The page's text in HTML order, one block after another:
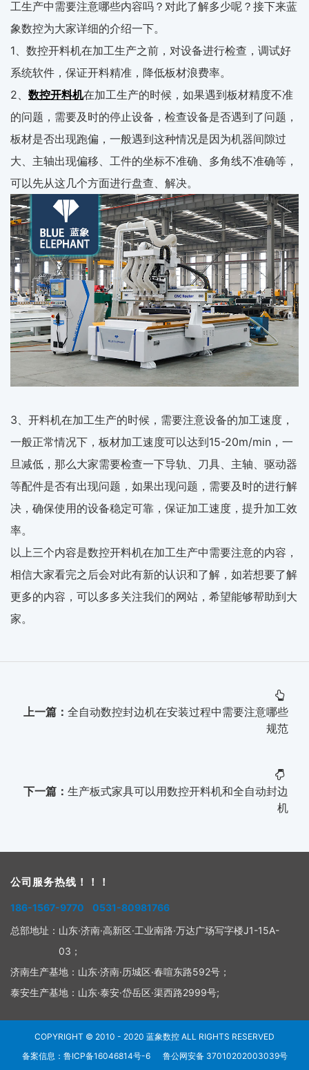
工生产中需要注意哪些内容吗？对此了解多少呢？接下来蓝
象数控为大家详细的介绍一下。
1、数控开料机在加工生产之前，对设备进行检查，调试好
系统软件，保证开料精准，降低板材浪费率。
2、 数控开料机在加工生产的时候，如果遇到板材精度不准
的问题，需要及时的停止设备，检查设备是否遇到了问题，
板材是否出现跑偏，一般遇到这种情况是因为机器间隙过
大、主轴出现偏移、工件的坐标不准确、多角线不准确等，
可以先从这几个方面进行盘查、解决。
3、开料机在加工生产的时候，需要注意设备的加工速度，
一般正常情况下，板材加工速度可以达到15-20m/min，一
旦减低，那么大家需要检查一下导轨、刀具、主轴、驱动器
等配件是否有出现问题，如果出现问题，需要及时的进行解
决，确保使用的设备稳定可靠，保证加工速度，提升加工效
率。
以上三个内容是数控开料机在加工生产中需要注意的内容，
相信大家看完之后会对此有新的认识和了解，如若想要了解
更多的内容，可以多多关注我们的网站，希望能够帮助到大
家。
上一篇： 全自动数控封边机在安装过程中需要注意哪些
规范
下一篇： 生产板式家具可以用数控开料机和全自动封边
机
公司服务热线！！！
186-1567-9770 0531-80981766
总部地址： 山东·济南·高新区·工业南路·万达广场写字楼J1-15A-
03；
济南生产基地： 山东·济南·历城区·春喧东路592号；
泰安生产基地： 山东·泰安·岱岳区·渠西路2999号;
COPYRIGHT © 2010 - 2020 蓝象数控 ALL RIGHTS RESERVED
备案信息：鲁ICP备16046814号-6
鲁公网安备 37010202003039号